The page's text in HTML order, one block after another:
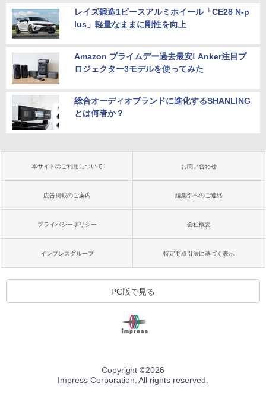
レイズ鍛造1ピースアルミホイール「CE28 N-p
lus」軽量なままに剛性を向上
Amazon プライムデー過去最安! Anker注目プ
ロジェクター3モデルを使ってみた
総合オーディオブランドに進化するSHANLING
とは何者か？
本サイトのご利用について お問い合わせ
広告掲載のご案内 編集部へのご連絡
プライバシーポリシー 会社概要
インプレスグループ 特定商取引法に基づく表示
PC版で見る
Copyright ©2026
Impress Corporation. All rights reserved.